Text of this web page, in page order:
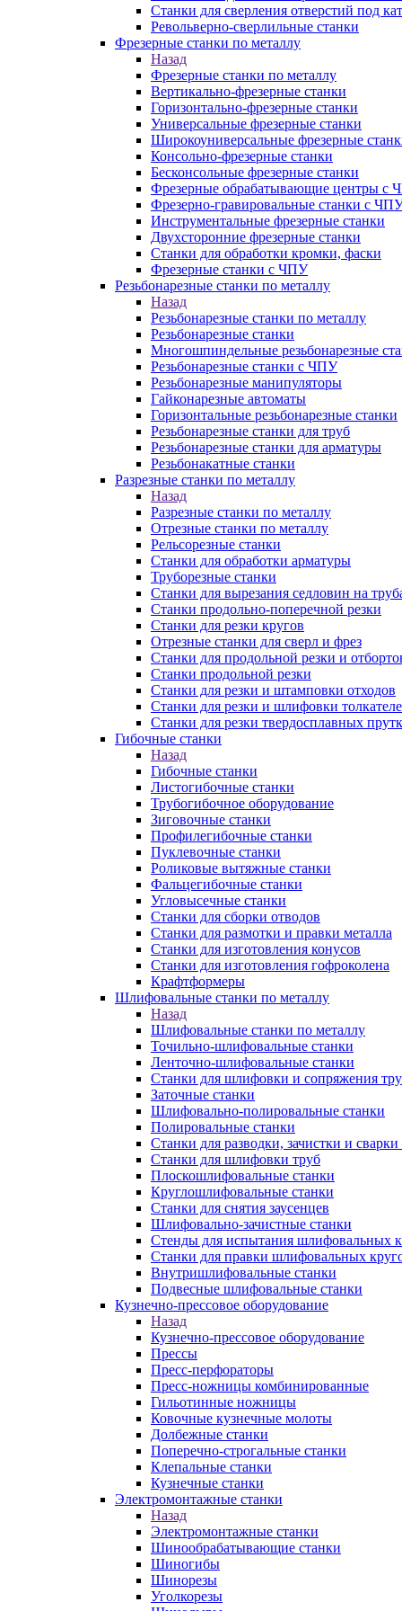
Станки для сверления отверстий под
Револьверно-сверлильные станки
Фрезерные станки по металлу
Назад
Фрезерные станки по металлу
Вертикально-фрезерные станки
Горизонтально-фрезерные станки
Универсальные фрезерные станки
Широкоуниверсальные фрезерные
Консольно-фрезерные станки
Бесконсольные фрезерные станки
Фрезерные обрабатывающие центры с
Фрезерно-гравировальные станки с
Инструментальные фрезерные станки
Двухсторонние фрезерные станки
Станки для обработки кромки, фаски
Фрезерные станки с ЧПУ
Резьбонарезные станки по металлу
Назад
Резьбонарезные станки по металлу
Резьбонарезные станки
Многошпиндельные резьбонарезные
Резьбонарезные станки с ЧПУ
Резьбонарезные манипуляторы
Гайконарезные автоматы
Горизонтальные резьбонарезные станки
Резьбонарезные станки для труб
Резьбонарезные станки для арматуры
Резьбонакатные станки
Разрезные станки по металлу
Назад
Разрезные станки по металлу
Отрезные станки по металлу
Рельсорезные станки
Станки для обработки арматуры
Труборезные станки
Станки для вырезания седловин на
Станки продольно-поперечной резки
Станки для резки кругов
Отрезные станки для сверл и фрез
Станки для продольной резки и
Станки продольной резки
Станки для резки и штамповки отходов
Станки для резки и шлифовки
Станки для резки твердосплавных
Гибочные станки
Назад
Гибочные станки
Листогибочные станки
Трубогибочное оборудование
Зиговочные станки
Профилегибочные станки
Пуклевочные станки
Роликовые вытяжные станки
Фальцегибочные станки
Угловысечные станки
Станки для сборки отводов
Станки для размотки и правки металла
Станки для изготовления конусов
Станки для изготовления гофроколена
Крафтформеры
Шлифовальные станки по металлу
Назад
Шлифовальные станки по металлу
Точильно-шлифовальные станки
Ленточно-шлифовальные станки
Станки для шлифовки и сопряжения
Заточные станки
Шлифовально-полировальные станки
Полировальные станки
Станки для разводки, зачистки и сварки
Станки для шлифовки труб
Плоскошлифовальные станки
Круглошлифовальные станки
Станки для снятия заусенцев
Шлифовально-зачистные станки
Стенды для испытания шлифовальных
Станки для правки шлифовальных
Внутришлифовальные станки
Подвесные шлифовальные станки
Кузнечно-прессовое оборудование
Назад
Кузнечно-прессовое оборудование
Прессы
Пресс-перфораторы
Пресс-ножницы комбинированные
Гильотинные ножницы
Ковочные кузнечные молоты
Долбежные станки
Поперечно-строгальные станки
Клепальные станки
Кузнечные станки
Электромонтажные станки
Назад
Электромонтажные станки
Шинообрабатывающие станки
Шиногибы
Шинорезы
Уголкорезы